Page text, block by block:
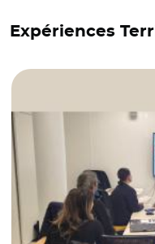
Expériences